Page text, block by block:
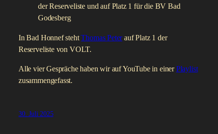
der Reserveliste und auf Platz 1 für die BV Bad
Godesberg
In Bad Honnef stehtThomas Peterauf Platz 1 der
Reserveliste von VOLT.
Alle vier Gespräche haben wir auf YouTube in einerPlaylist
zusammengefasst.
30. Juli 2025